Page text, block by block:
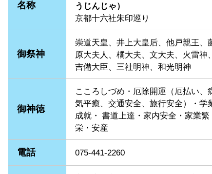
名称
うじんじゃ）
京都十六社朱印巡り
御祭神
崇道天皇、井上大皇后、他戸親王、
原大夫人、橘大夫、文大夫、火雷神、
吉備大臣、三社明神、和光明神
御神徳
こころしづめ・厄除開運（厄払い、
気平癒、交通安全、旅行安全）・学
成就・ 書道上達・家内安全・家業繁
栄・安産
電話 075-441-2260